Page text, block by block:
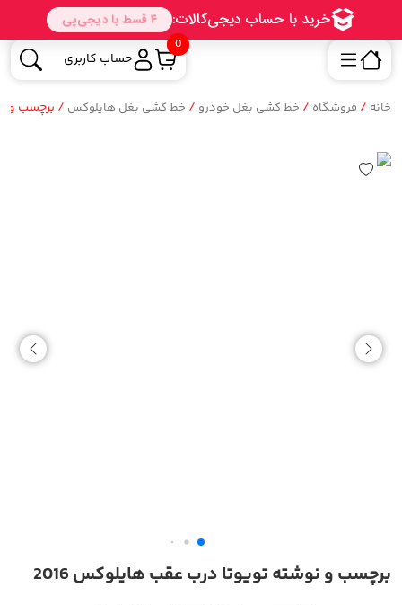
0
حساب کاربری
خانه / فروشگاه / خط کشی بغل خودرو / خط کشی بغل هایلوکس / برچسب و
برچسب و نوشته تویوتا درب عقب هایلوکس 2016